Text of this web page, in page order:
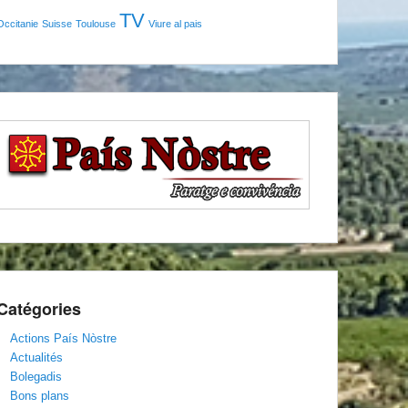
Suisse Toulouse TV Viure al pais
Actions País Nòstre
Actualités
Bolegadis
Bons plans